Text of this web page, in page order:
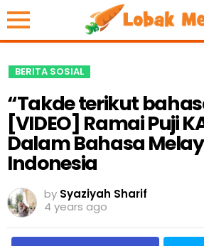
BERITA SOSIAL
“Takde terikut
[VIDEO] Ramai Puji
Dalam Bahasa
Indonesia
by Syaziyah Sharif
4 years ago